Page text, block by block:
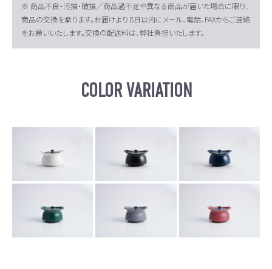
※ 商品不良・汚損・破損／商品過不足や異なる商品が届いた場合に限り、
商品の交換を承ります。お届けより 8日以内にメール、電話、FAXからご連絡
をお願いいたします。交換の配送料は、弊社負担いたします。
COLOR VARIATION